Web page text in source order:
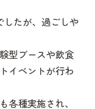
したが、過ごしや
型ブースや飲食
イベントが行わ
各種実施され、